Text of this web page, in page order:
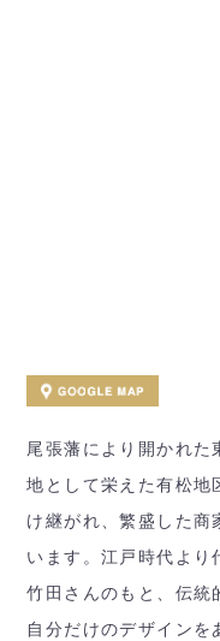
尾張藩により開かれた
地として栄えた有松地
け継がれ、繁盛した商
います。江戸時代より
竹田さんのもと、伝統
自分だけのデザインを